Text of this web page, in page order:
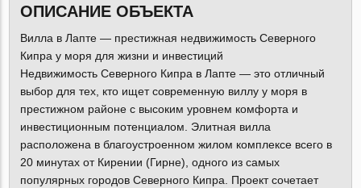
ОПИСАНИЕ ОБЪЕКТА
Вилла в Лапте — престижная недвижимость Северного
Кипра у моря для жизни и инвестиций
Недвижимость Северного Кипра в Лапте — это отличный
выбор для тех, кто ищет современную виллу у моря в
престижном районе с высоким уровнем комфорта и
инвестиционным потенциалом. Элитная вилла
расположена в благоустроенном жилом комплексе всего в
20 минутах от Кирении (Гирне), одного из самых
популярных городов Северного Кипра. Проект сочетает